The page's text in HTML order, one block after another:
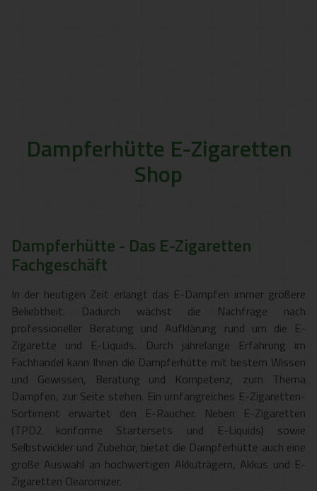
Dampferhütte E-Zigaretten
Shop
Dampferhütte - Das E-Zigaretten
Fachgeschäft
In der heutigen Zeit erlangt das E-Dampfen immer größere
Beliebtheit. Dadurch wächst die Nachfrage nach
professioneller Beratung und Aufklärung rund um die E-
Zigarette und E-Liquids. Durch jahrelange Erfahrung im
Fachhandel kann Ihnen die Dampferhütte mit bestem Wissen
und Gewissen, Beratung und Kompetenz, zum Thema
Dampfen, zur Seite stehen. Ein umfangreiches E-Zigaretten-
Sortiment erwartet den E-Raucher. Neben E-Zigaretten
(TPD2 konforme Startersets und E-Liquids) sowie
Selbstwickler und Zubehör, bietet die Dampferhütte auch eine
große Auswahl an hochwertigen Akkuträgern, Akkus und E-
Zigaretten Clearomizer.